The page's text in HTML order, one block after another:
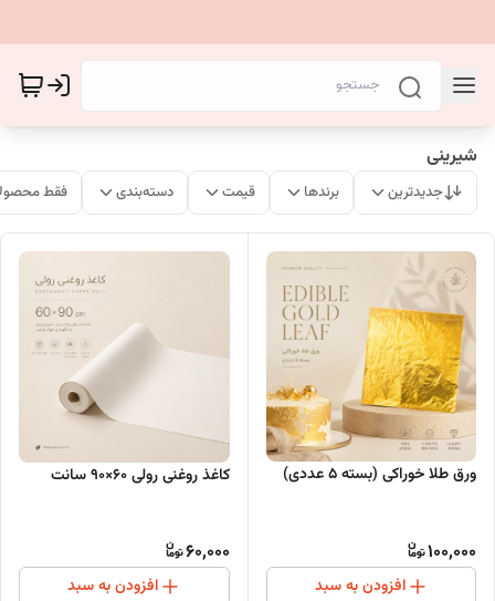
شیرینی
جدیدترین برندها قیمت دسته‌بندی فقط
ورق طلا خوراکی (بسته 5 عددی)
100,000
افزودن به سبد
کاغذ روغنی رولی 60×90 سانت
60,000
افزودن به سبد